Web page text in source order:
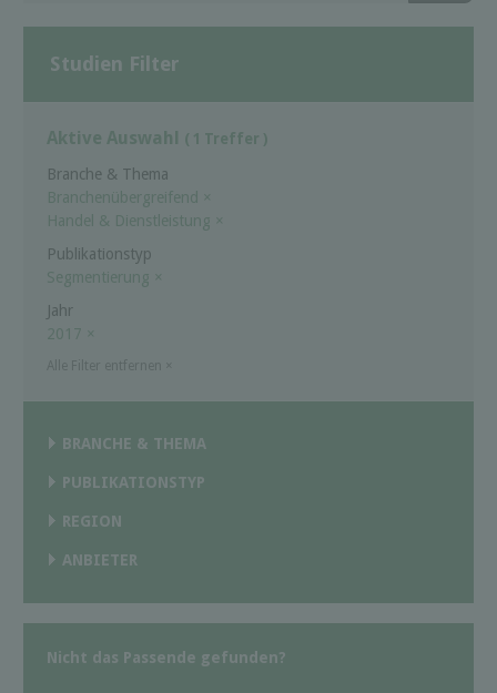
Studien Filter
Aktive Auswahl ( 1 Treffer )
Branche & Thema
Branchenübergreifend
×
Handel & Dienstleistung ×
Publikationstyp
Segmentierung ×
Jahr
2017 ×
BRANCHE & THEMA
PUBLIKATIONSTYP
REGION
ANBIETER
Nicht das Passende gefunden?